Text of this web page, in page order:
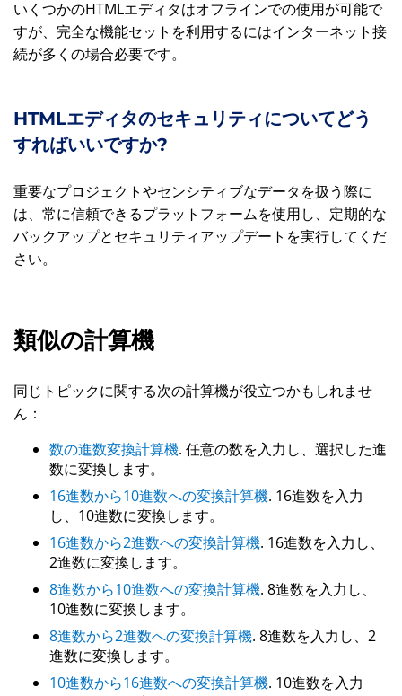
いくつかのHTMLエディタはオフラインでの使用が可能で
すが、完全な機能セットを利用するにはインターネット接
続が多くの場合必要です。
HTMLエディタのセキュリティについてどう
すればいいですか?
重要なプロジェクトやセンシティブなデータを扱う際に
は、常に信頼できるプラットフォームを使用し、定期的な
バックアップとセキュリティアップデートを実行してくだ
さい。
類似の計算機
同じトピックに関する次の計算機が役立つかもしれませ
ん：
数の進数変換計算機. 任意の数を入力し、選択した進
数に変換します。
16進数から10進数への変換計算機. 16進数を入力
し、10進数に変換します。
16進数から2進数への変換計算機. 16進数を入力し、
2進数に変換します。
8進数から10進数への変換計算機. 8進数を入力し、
10進数に変換します。
8進数から2進数への変換計算機. 8進数を入力し、2
進数に変換します。
10進数から16進数への変換計算機. 10進数を入力